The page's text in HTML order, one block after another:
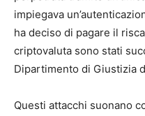
impiegava
ha deciso di pagare il
criptovaluta sono stati
Dipartimento di Giustizia
Questi attacchi suonano